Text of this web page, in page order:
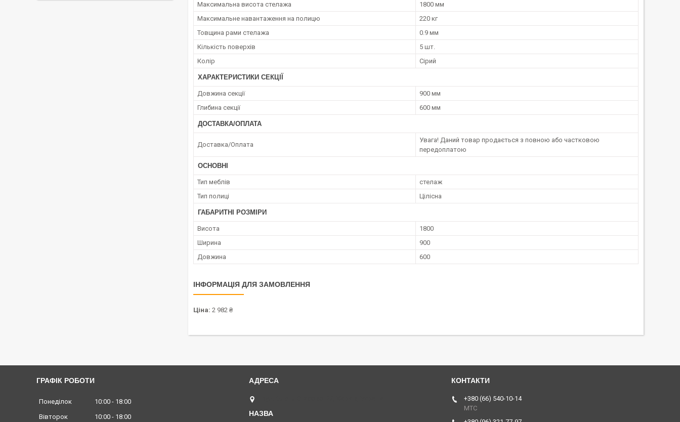
Максимальна висота стелажа
1800 мм
Максимальне навантаження на полицю
220 кг
Товщина рами стелажа
0.9 мм
Кількість поверхів
5 шт.
Колір
Сірий
ХАРАКТЕРИСТИКИ СЕКЦІЇ
Довжина секції
900 мм
Глибина секції
600 мм
ДОСТАВКА/ОПЛАТА
Доставка/Оплата
Увага! Даний товар продається з повною або частковою
передоплатою
ОСНОВНІ
Тип меблів
стелаж
Тип полиці
Цілісна
ГАБАРИТНІ РОЗМІРИ
Висота
1800
Ширина
900
Довжина
600
ІНФОРМАЦІЯ ДЛЯ ЗАМОВЛЕННЯ
Ціна: 2 982 ₴
ГРАФІК РОБОТИ
Понеділок 10:00
18:00
Вівторок
10:00 18:00
+380 (66) 540-10-14
МТС